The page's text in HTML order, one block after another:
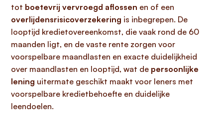
tot boetevrij vervroegd aflossen en of een
overlijdensrisicoverzekering is inbegrepen. De
looptijd kredietovereenkomst, die vaak rond de 60
maanden ligt, en de vaste rente zorgen voor
voorspelbare maandlasten en exacte duidelijkheid
over maandlasten en looptijd, wat de persoonlijke
lening uitermate geschikt maakt voor leners met
voorspelbare kredietbehoefte en duidelijke
leendoelen.